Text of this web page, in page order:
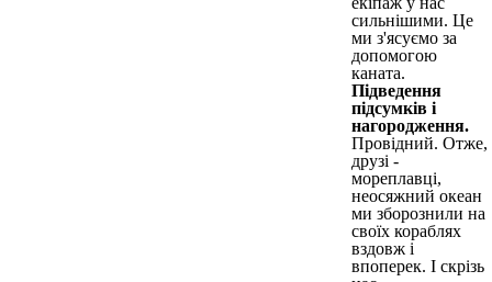
сильнішими. Це
ми з'ясуємо за
допомогою
каната.
Підведення
підсумків і
нагородження.
Провідний. Отже,
друзі -
мореплавці,
неосяжний океан
ми зборознили на
своїх кораблях
вздовж і
впоперек. І скрізь